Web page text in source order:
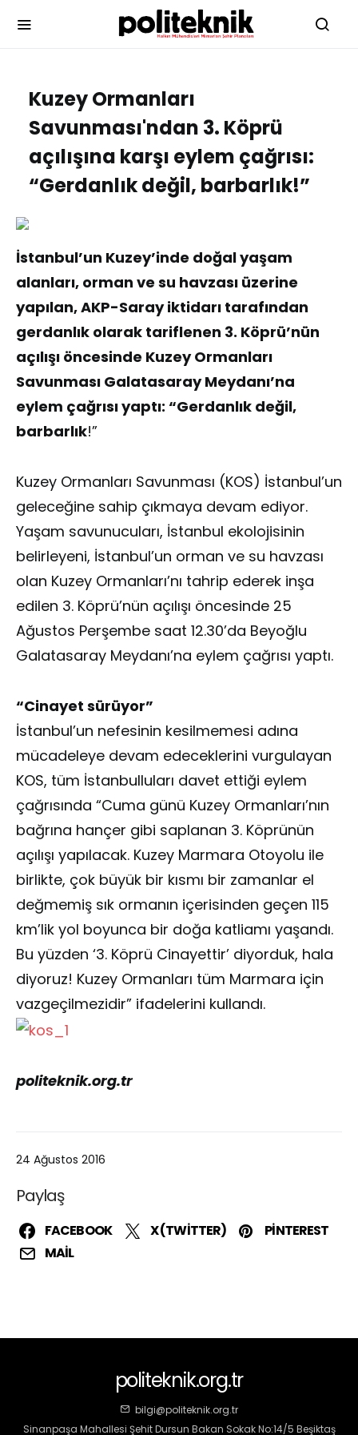
Kuzey Ormanları
Savunması'ndan 3. Köprü
açılışına karşı eylem çağrısı:
“Gerdanlık değil, barbarlık!”
24 Ağustos 2016
Paylaş
FACEBOOK X (TWITTER)
PINTEREST
MAIL
İstanbul’un Kuzey’inde doğal yaşam
alanları, orman ve su havzası üzerine
yapılan, AKP-Saray iktidarı tarafından
gerdanlık olarak tariflenen 3. Köprü’nün
açılışı öncesinde Kuzey Ormanları
Savunması Galatasaray Meydanı’na
eylem çağrısı yaptı: “Gerdanlık değil,
barbarlık!”
Kuzey Ormanları Savunması (KOS) İstanbul’un
geleceğine sahip çıkmaya devam ediyor.
Yaşam savunucuları, İstanbul ekolojisinin
belirleyeni, İstanbul’un orman ve su havzası
olan Kuzey Ormanları’nı tahrip ederek inşa
edilen 3. Köprü’nün açılışı öncesinde 25
Ağustos Perşembe saat 12.30’da Beyoğlu
Galatasaray Meydanı’na eylem çağrısı yaptı.
“Cinayet sürüyor”
İstanbul’un nefesinin kesilmemesi adına
mücadeleye devam edeceklerini vurgulayan
KOS, tüm İstanbulluları davet ettiği eylem
çağrısında “Cuma günü Kuzey Ormanları’nın
bağrına hançer gibi saplanan 3. Köprünün
açılışı yapılacak. Kuzey Marmara Otoyolu ile
birlikte, çok büyük bir kısmı bir zamanlar el
değmemiş sık ormanın içerisinden geçen 115
km’lik yol boyunca bir doğa katliamı yaşandı.
Bu yüzden ‘3. Köprü Cinayettir’ diyorduk, hala
diyoruz! Kuzey Ormanları tüm Marmara için
vazgeçilmezidir” ifadelerini kullandı.
politeknik.org.tr
politeknik.org.tr
bilgi@politeknik.org.tr
Sinanpaşa Mahallesi Şehit Dursun Bakan Sokak No:14/5 Beşiktaş